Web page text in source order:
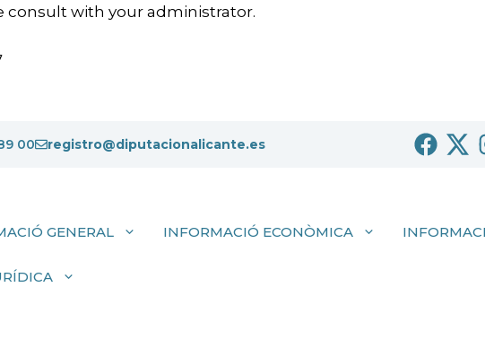
consult with your administrator.
00 registro@diputacionalicante.es
GENERAL INFORMACIÓ ECONÒMICA